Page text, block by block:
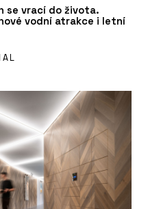
se vrací do života.
vodní atrakce i letní